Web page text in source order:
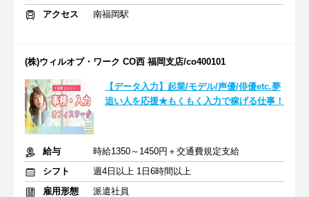
アクセス
南福岡駅
(株)ウィルオブ・ワーク CO西 福岡支店/co400101
【データ入力】起業/モデル/声優/俳優etc.夢
追い人を応援★もくもく入力で稼げる仕事！
給与
時給1350～1450円＋交通費規定支給
シフト
週4日以上 1日6時間以上
雇用形態
派遣社員